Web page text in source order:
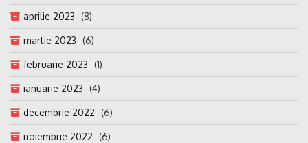
aprilie 2023 (8)
martie 2023 (6)
februarie 2023 (1)
ianuarie 2023 (4)
decembrie 2022 (6)
noiembrie 2022 (6)